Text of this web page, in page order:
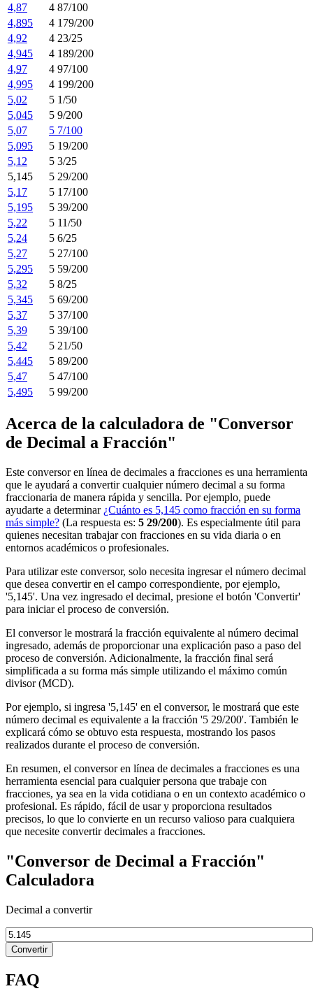
4,87
4 87/100
4,895
4 179/200
4,92
4 23/25
4,945
4 189/200
4,97
4 97/100
4,995
4 199/200
5,02
5 1/50
5,045
5 9/200
5,07
5 7/100
5,095
5 19/200
5,12
5 3/25
5,145
5 29/200
5,17
5 17/100
5,195
5 39/200
5,22
5 11/50
5,24
5 6/25
5,27
5 27/100
5,295
5 59/200
5,32
5 8/25
5,345
5 69/200
5,37
5 37/100
5,39
5 39/100
5,42
5 21/50
5,445
5 89/200
5,47
5 47/100
5,495
5 99/200
Acerca de la calculadora de "Conversor
de Decimal a Fracción"
Este conversor en línea de decimales a fracciones es una herramienta
que le ayudará a convertir cualquier número decimal a su forma
fraccionaria de manera rápida y sencilla. Por ejemplo, puede
ayudarte a determinar ¿Cuánto es 5,145 como fracción en su forma
más simple? (La respuesta es: 5 29/200). Es especialmente útil para
quienes necesitan trabajar con fracciones en su vida diaria o en
entornos académicos o profesionales.
Para utilizar este conversor, solo necesita ingresar el número decimal
que desea convertir en el campo correspondiente, por ejemplo,
'5,145'. Una vez ingresado el decimal, presione el botón 'Convertir'
para iniciar el proceso de conversión.
El conversor le mostrará la fracción equivalente al número decimal
ingresado, además de proporcionar una explicación paso a paso del
proceso de conversión. Adicionalmente, la fracción final será
simplificada a su forma más simple utilizando el máximo común
divisor (MCD).
Por ejemplo, si ingresa '5,145' en el conversor, le mostrará que este
número decimal es equivalente a la fracción '5 29/200'. También le
explicará cómo se obtuvo esta respuesta, mostrando los pasos
realizados durante el proceso de conversión.
En resumen, el conversor en línea de decimales a fracciones es una
herramienta esencial para cualquier persona que trabaje con
fracciones, ya sea en la vida cotidiana o en un contexto académico o
profesional. Es rápido, fácil de usar y proporciona resultados
precisos, lo que lo convierte en un recurso valioso para cualquiera
que necesite convertir decimales a fracciones.
"Conversor de Decimal a Fracción"
Calculadora
Decimal a convertir
Convertir
FAQ